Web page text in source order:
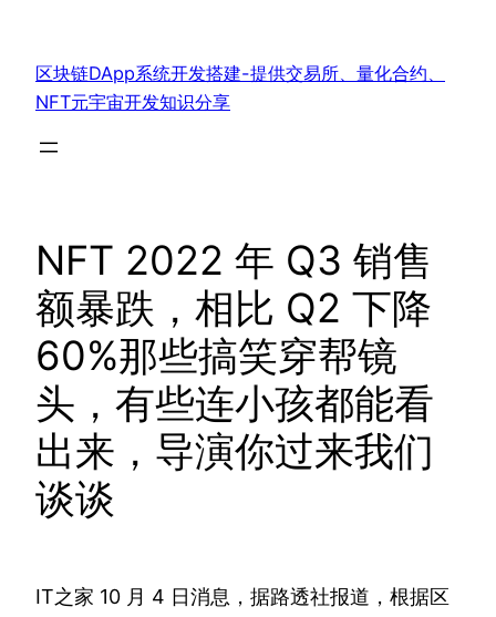
区块链DApp系统开发搭建-提供交易所、量化合约、
NFT元宇宙开发知识分享
NFT 2022 年 Q3 销售
额暴跌，相比 Q2 下降
60%那些搞笑穿帮镜
头，有些连小孩都能看
出来，导演你过来我们
谈谈
IT之家 10 月 4 日消息，据路透社报道，根据区